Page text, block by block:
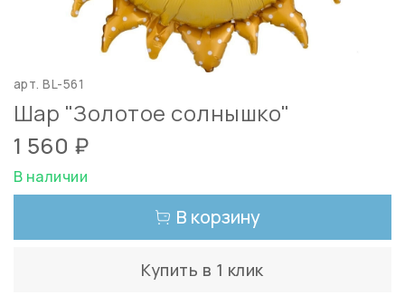
арт.BL-561
Шар "Золотое солнышко"
1 560 ₽
В наличии
В корзину
Купить в 1 клик